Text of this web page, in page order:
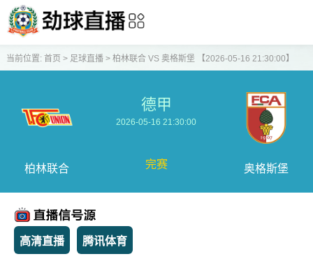
当前位置: 首页 > 足球直播> 柏林联合 VS 奥格斯堡 【2026-05-16 21:30:00】
柏林联合
德甲
2026-05-16 21:30:00
完赛 奥格斯堡
高清直播 腾讯体育